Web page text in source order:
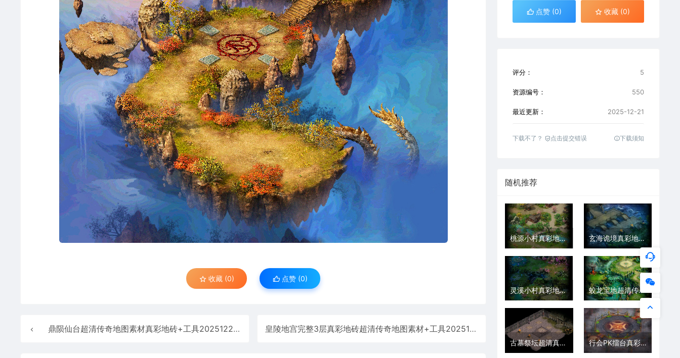
收藏 (0) 点赞 (0)
鼎陨仙台超清传奇地图素材真彩地砖+工具202512214 皇陵地宫完整3层真彩地砖超清传奇地图素材+工具202512216
点赞 (0) 收藏 (0)
评分： 5
资源编号： 550
最近更新： 2025-12-21
下载不了？ 点击提交错误 下载须知
随机推荐
桃源小村真彩地砖超清传奇地图素材+工具2025111711 玄海诡境真彩地砖超清地图素材+工具202511174
灵溪小村真彩地砖超清传奇地图+工具2025111715 蛟龙宝地超清传奇地图+工具2025111613
古墓祭坛超清真彩地砖传奇地图+工具202512212 行会PK擂台真彩地砖高清传奇地图素材+工具202601034